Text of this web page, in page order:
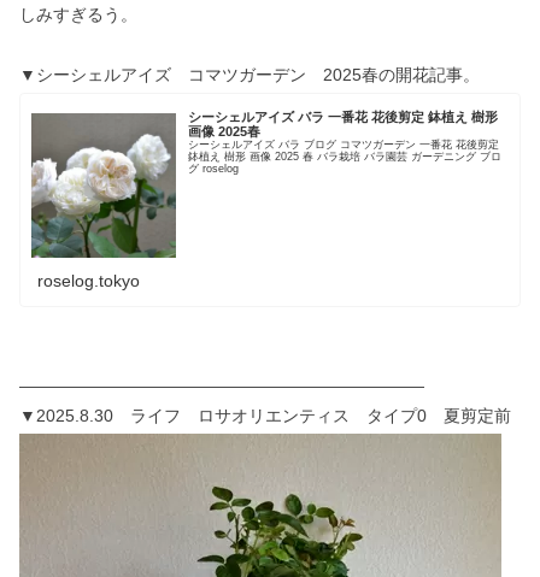
しみすぎるう。
▼シーシェルアイズ コマツガーデン 2025春の開花記事。
シーシェルアイズ バラ 一番花 花後剪定 鉢植え 樹形
画像 2025春
シーシェルアイズ バラ ブログ コマツガーデン 一番花 花後剪定
鉢植え 樹形 画像 2025 春 バラ栽培 バラ園芸 ガーデニング ブロ
グ roselog
roselog.tokyo
————————————————————————
▼2025.8.30 ライフ ロサオリエンティス タイプ0 夏剪定前